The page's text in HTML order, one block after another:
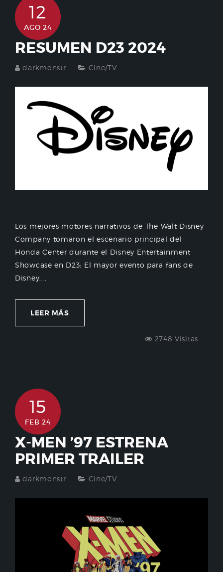
12
AGO 24
RESUMEN D23 2024
darkmonstr Cine/TV
Los mejores motores narrativos de The Walt Disney
Company tomaron el escenario principal del
Honda Center durante el Disney Entertainment
Showcase en D23: El mayor evento para fans de
Disney,...
LEER MÁS
2748 Visitas
15
FEB 24
X-MEN ’97 ESTRENA
PRIMER TRAILER
darkmonstr Cine/TV